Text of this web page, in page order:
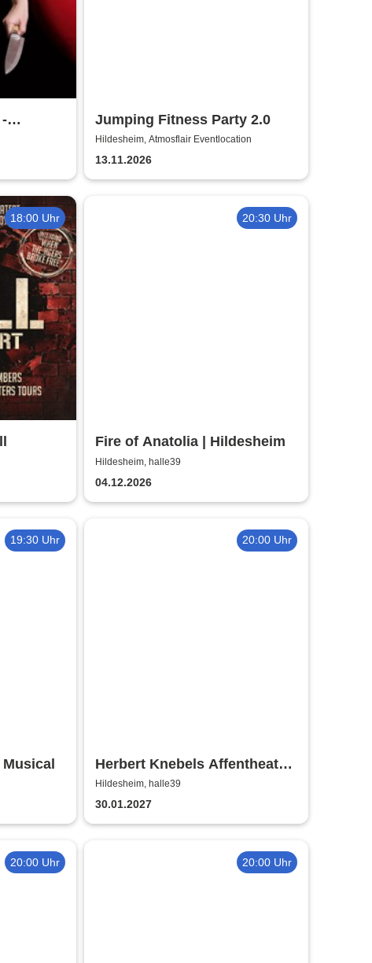
Jumping Fitness Party 2.0
Hildesheim, Atmosflair Eventlocation
13.11.2026
18:00 Uhr 20:30 Uhr
Fire of Anatolia | Hildesheim
Hildesheim, halle39
04.12.2026
19:30 Uhr
Musical
20:00 Uhr
Herbert Knebels Affentheater
- Voll Karacho!
Hildesheim, halle39
30.01.2027
20:00 Uhr 20:00 Uhr